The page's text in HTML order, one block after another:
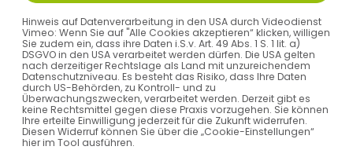
KONTAKTDATEN
Robert-Weixler-Straße 50
87439 Kempten
Tel.0831 530 2585
Fax 0831 530 2581
mvz-gynaekologie-ke@klinikverbund-allgaeu.de
Hinweis auf Datenverarbeitung in den USA durch Videodienst
Vimeo: Wenn Sie auf "Alle Cookies akzeptieren“ klicken, willigen
Sie zudem ein, dass ihre Daten i.S.v. Art. 49 Abs. 1 S. 1 lit. a)
DSGVO in den USA verarbeitet werden dürfen. Die USA gelten
nach derzeitiger Rechtslage als Land mit unzureichendem
Datenschutzniveau. Es besteht das Risiko, dass Ihre Daten
durch US-Behörden, zu Kontroll- und zu
Überwachungszwecken, verarbeitet werden. Derzeit gibt es
keine Rechtsmittel gegen diese Praxis vorzugehen. Sie können
Ihre erteilte Einwilligung jederzeit für die Zukunft widerrufen.
Diesen Widerruf können Sie über die „Cookie-Einstellungen“
hier im Tool ausführen.